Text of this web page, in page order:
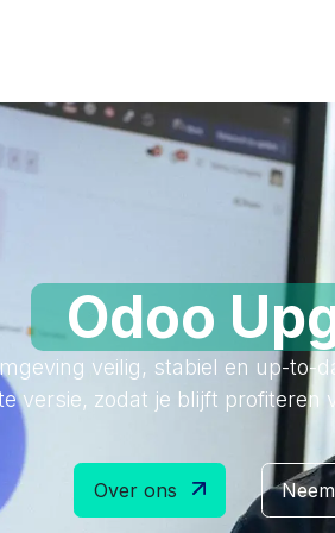
Odoo
veilig, stabiel en up-to-
versie, zodat je blijft profiteren
Over ons